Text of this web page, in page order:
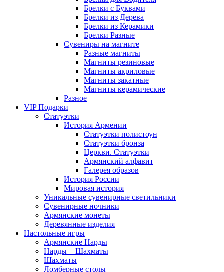
Брелки с Буквами
Брелки из Дерева
Брелки из Керамики
Брелки Разные
Сувениры на магните
Разные магниты
Магниты резиновые
Магниты акриловые
Магниты закатные
Магниты керамические
Разное
VIP Подарки
Статуэтки
История Армении
Статуэтки полистоун
Статуэтки бронза
Церкви. Статуэтки
Армянский алфавит
Галерея образов
История России
Мировая история
Уникальные сувенирные светильники
Сувенирные ночники
Армянские монеты
Деревянные изделия
Настольные игры
Армянские Нарды
Нарды + Шахматы
Шахматы
Ломберные столы